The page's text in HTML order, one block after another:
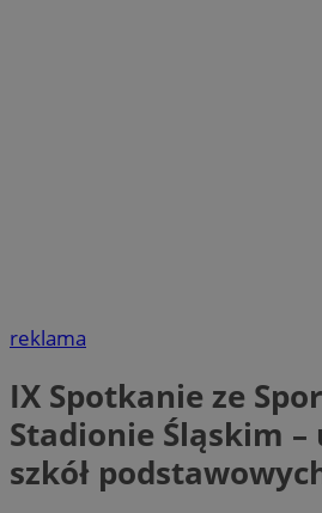
reklama
IX Spotkanie ze
Stadionie Śląskim
szkół